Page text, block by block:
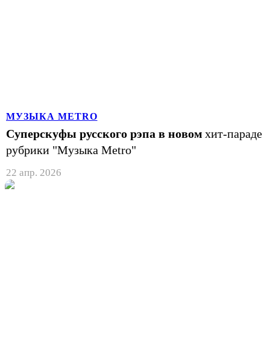
МУЗЫКА METRO
Суперскуфы русского рэпа в новом хит-параде
рубрики "Музыка Metro"
22 апр. 2026